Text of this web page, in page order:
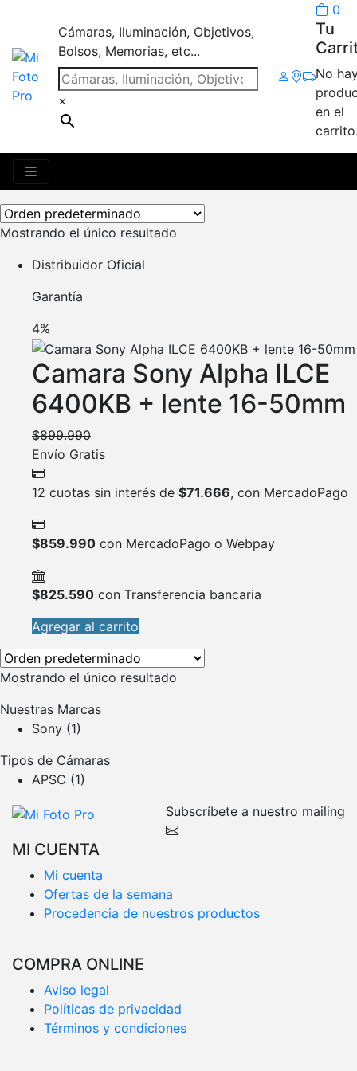
Cámaras, Iluminación, Objetivos,
Bolsos, Memorias, etc...
×
0
Tu
No
en el
Camara Sony E Alpha
ILCE 6400KB c/lente
16-50mm
Mostrando el único resultado
Distribuidor Oficial
Garantía
4%
Camara Sony Alpha ILCE
6400KB + lente 16-50mm
$899.990
Envío Gratis
12 cuotas sin interés de $71.666, con MercadoPago
$859.990 con MercadoPago o Webpay
$825.590 con Transferencia bancaria
Agregar al carrito
Mostrando el único resultado
Nuestras Marcas
Sony (1)
Tipos de Cámaras
APSC (1)
Subscríbete a nuestro mailing
MI CUENTA
Mi cuenta
Ofertas de la semana
Procedencia de nuestros productos
COMPRA ONLINE
Aviso legal
Políticas de privacidad
Términos y condiciones